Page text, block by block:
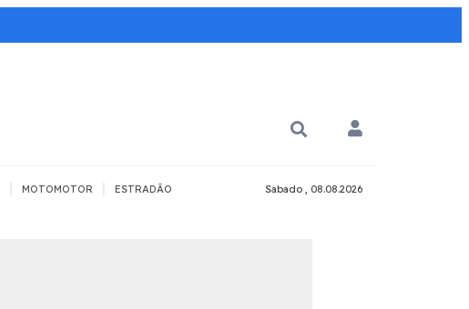
MOTOMOTOR ESTRADÃO Sabado , 08.08.2026